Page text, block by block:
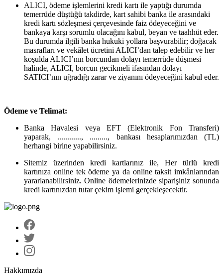
ALICI, ödeme işlemlerini kredi kartı ile yaptığı durumda
temerrüde düştüğü takdirde, kart sahibi banka ile arasındaki
kredi kartı sözleşmesi çerçevesinde faiz ödeyeceğini ve
bankaya karşı sorumlu olacağını kabul, beyan ve taahhüt eder.
Bu durumda ilgili banka hukuki yollara başvurabilir; doğacak
masrafları ve vekâlet ücretini ALICI’dan talep edebilir ve her
koşulda ALICI’nın borcundan dolayı temerrüde düşmesi
halinde, ALICI, borcun gecikmeli ifasından dolayı
SATICI’nın uğradığı zarar ve ziyanını ödeyeceğini kabul eder.
Ödeme ve Telimat:
Banka Havalesi veya EFT (Elektronik Fon Transferi)
yaparak, ............, ........., bankası hesaplarımızdan (TL)
herhangi birine yapabilirsiniz.
Sitemiz üzerinden kredi kartlarınız ile, Her türlü kredi
kartınıza online tek ödeme ya da online taksit imkânlarından
yararlanabilirsiniz. Online ödemelerinizde siparişiniz sonunda
kredi kartınızdan tutar çekim işlemi gerçekleşecektir.
Hakkımızda